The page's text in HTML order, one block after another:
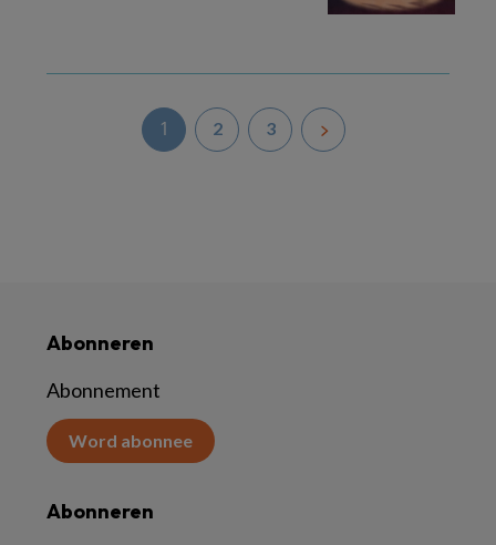
1 2 3
Abonneren
Abonnement
Word abonnee
Abonneren